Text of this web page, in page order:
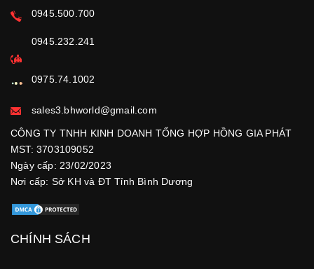
0945.500.700
0945.232.241
0975.74.1002
sales3.bhworld@gmail.com
CÔNG TY TNHH KINH DOANH TỔNG HỢP HỒNG GIA PHÁT
MST: 3703109052
Ngày cấp: 23/02/2023
Nơi cấp: Sở KH và ĐT Tỉnh Bình Dương
CHÍNH SÁCH